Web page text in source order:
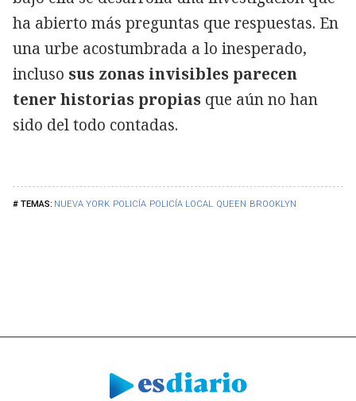
NUEVA YORK POLICÍA POLICÍA LOCAL QUEEN BROOKLYN
ha abierto más preguntas que respuestas. En
una urbe acostumbrada a lo inesperado,
incluso sus zonas invisibles parecen
tener historias propias que aún no han
sido del todo contadas.